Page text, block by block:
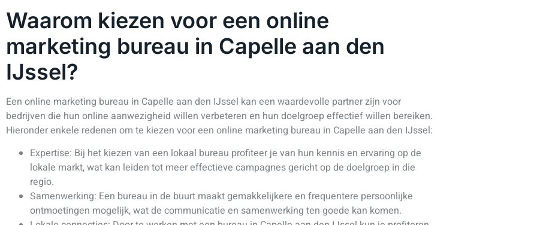
Waarom kiezen voor een online
marketing bureau in Capelle aan den
IJssel?
Een online marketing bureau in Capelle aan den IJssel kan een waardevolle partner zijn voor
bedrijven die hun online aanwezigheid willen verbeteren en hun doelgroep effectief willen bereiken.
Hieronder enkele redenen om te kiezen voor een online marketing bureau in Capelle aan den IJssel:
Expertise: Bij het kiezen van een lokaal bureau profiteer je van hun kennis en ervaring op de
lokale markt, wat kan leiden tot meer effectieve campagnes gericht op de doelgroep in die
regio.
Samenwerking: Een bureau in de buurt maakt gemakkelijkere en frequentere persoonlijke
ontmoetingen mogelijk, wat de communicatie en samenwerking ten goede kan komen.